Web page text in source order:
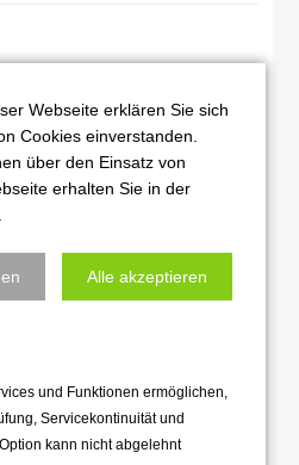
Webseite erklären Sie sich
Cookies einverstanden.
über den Einsatz von
erhalten Sie in der
Alle akzeptieren
und Funktionen ermöglichen,
Servicekontinuität und
kann nicht abgelehnt